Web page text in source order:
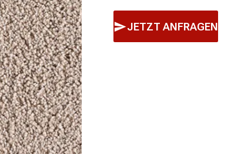
JETZT ANFRAGEN